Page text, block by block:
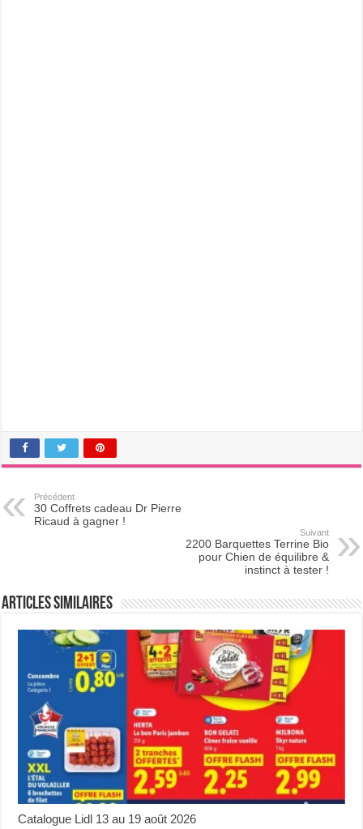
Précédent
30 Coffrets cadeau Dr Pierre
Ricaud à gagner !
Suivant
2200 Barquettes Terrine Bio
pour Chien de équilibre &
instinct à tester !
Articles Similaires
Catalogue Lidl 13 au 19 août 2026